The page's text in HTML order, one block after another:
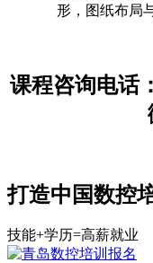
形，图纸布局
课程咨询电话
打造中国数控
技能+学历=高薪就业